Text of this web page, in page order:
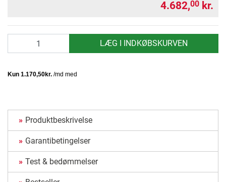
4.682,00 kr.
LÆG I INDKØBSKURVEN
Produktbeskrivelse
Garantibetingelser
Test & bedømmelser